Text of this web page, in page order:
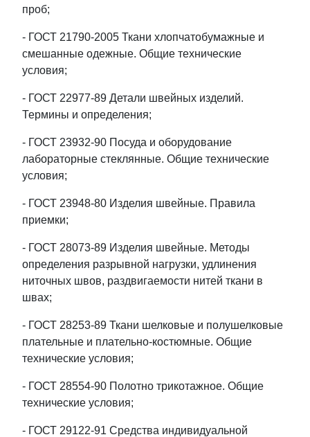
проб;
- ГОСТ 21790-2005 Ткани хлопчатобумажные и
смешанные одежные. Общие технические
условия;
- ГОСТ 22977-89 Детали швейных изделий.
Термины и определения;
- ГОСТ 23932-90 Посуда и оборудование
лабораторные стеклянные. Общие технические
условия;
- ГОСТ 23948-80 Изделия швейные. Правила
приемки;
- ГОСТ 28073-89 Изделия швейные. Методы
определения разрывной нагрузки, удлинения
ниточных швов, раздвигаемости нитей ткани в
швах;
- ГОСТ 28253-89 Ткани шелковые и полушелковые
плательные и плательно-костюмные. Общие
технические условия;
- ГОСТ 28554-90 Полотно трикотажное. Общие
технические условия;
- ГОСТ 29122-91 Средства индивидуальной